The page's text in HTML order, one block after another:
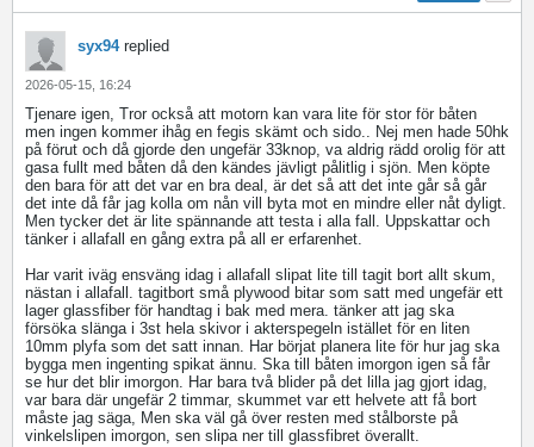
syx94replied
2026-05-15, 16:24
Tjenare igen, Tror också att motorn kan vara lite för stor för båten
men ingen kommer ihåg en fegis skämt och sido.. Nej men hade 50hk
på förut och då gjorde den ungefär 33knop, va aldrig rädd orolig för att
gasa fullt med båten då den kändes jävligt pålitlig i sjön. Men köpte
den bara för att det var en bra deal, är det så att det inte går så går
det inte då får jag kolla om nån vill byta mot en mindre eller nåt dyligt.
Men tycker det är lite spännande att testa i alla fall. Uppskattar och
tänker i allafall en gång extra på all er erfarenhet.
Har varit iväg ensväng idag i allafall slipat lite till tagit bort allt skum,
nästan i allafall. tagitbort små plywood bitar som satt med ungefär ett
lager glassfiber för handtag i bak med mera. tänker att jag ska
försöka slänga i 3st hela skivor i akterspegeln istället för en liten
10mm plyfa som det satt innan. Har börjat planera lite för hur jag ska
bygga men ingenting spikat ännu. Ska till båten imorgon igen så får
se hur det blir imorgon. Har bara två blider på det lilla jag gjort idag,
var bara där ungefär 2 timmar, skummet var ett helvete att få bort
måste jag säga, Men ska väl gå över resten med stålborste på
vinkelslipen imorgon, sen slipa ner till glassfibret överallt.